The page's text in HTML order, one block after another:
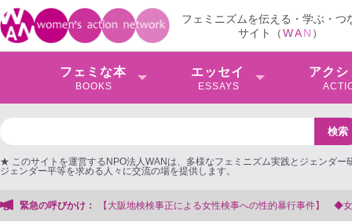
フェミニズムを伝える・学ぶ・つ
サイト（WAN ）
フェミな本
BOOKS
エッセイ
ESSAYS
アクシ
★ このサイトを運営するNPO法人WANは、多様なフェミニズム実践とジェンダー
ジェンダー平等を求める人々に交流の場を提供します。
緊急の呼びかけ：
地検検事正による女性検事への性的暴行事件】 ◆女性検事を支援する会事務局